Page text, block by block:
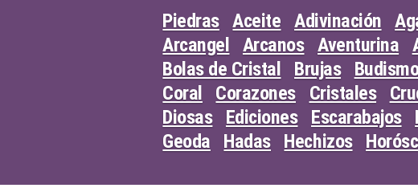
Piedras Aceite Adivinación
Arcangel
Arcanos Aventurina
Bolas de Cristal
Brujas
Coral
Corazones Cristales
Diosas
Ediciones Escarabajos
Geoda
Hadas Hechizos